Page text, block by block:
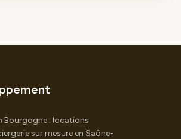
Bourgogne : locations
sur mesure en Saône-